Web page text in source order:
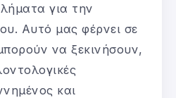
για την
Αυτό μας φέρνει σε
να ξεκινήσουν,
και